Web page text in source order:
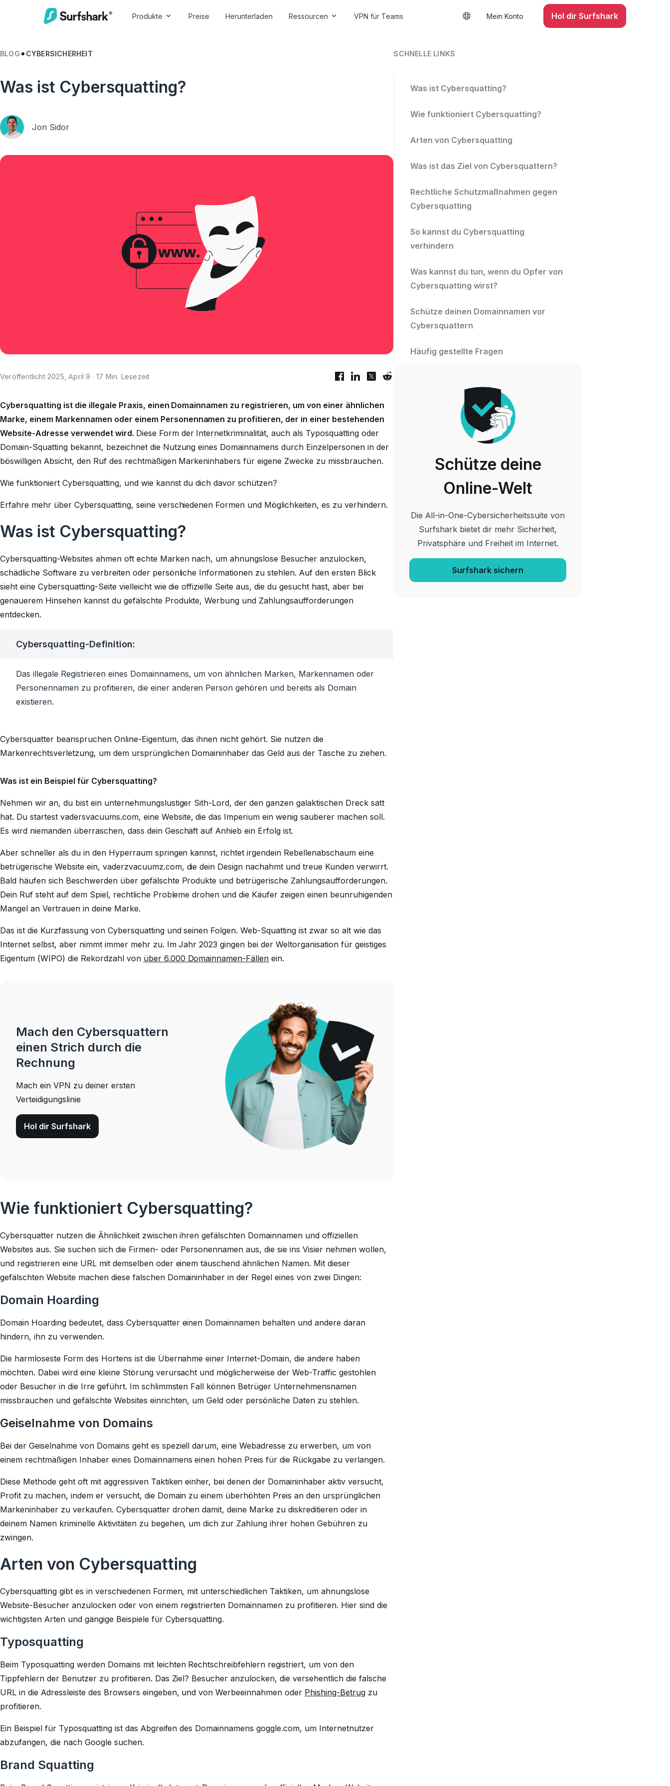
Produkte Preise Herunterladen Ressourcen VPN für Teams Mein Konto Hol dir Surfshark
BLOG CYBERSICHERHEIT
Was ist Cybersquatting?
Jon Sidor
Veröffentlicht 2025, April 9 · 17 Min. Lesezeit
Cybersquatting ist die illegale Praxis, einen Domainnamen zu registrieren, um von einer ähnlichen
Marke, einem Markennamen oder einem Personennamen zu profitieren, der in einer bestehenden
Website-Adresse verwendet wird. Diese Form der Internetkriminalität, auch als Typosquatting oder
Domain-Squatting bekannt, bezeichnet die Nutzung eines Domainnamens durch Einzelpersonen in der
böswilligen Absicht, den Ruf des rechtmäßigen Markeninhabers für eigene Zwecke zu missbrauchen.
Wie funktioniert Cybersquatting, und wie kannst du dich davor schützen?
Erfahre mehr über Cybersquatting, seine verschiedenen Formen und Möglichkeiten, es zu verhindern.
Was ist Cybersquatting?
Cybersquatting-Websites ahmen oft echte Marken nach, um ahnungslose Besucher anzulocken,
schädliche Software zu verbreiten oder persönliche Informationen zu stehlen. Auf den ersten Blick
sieht eine Cybersquatting-Seite vielleicht wie die offizielle Seite aus, die du gesucht hast, aber bei
genauerem Hinsehen kannst du gefälschte Produkte, Werbung und Zahlungsaufforderungen
entdecken.
Cybersquatting-Definition:
Das illegale Registrieren eines Domainnamens, um von ähnlichen Marken, Markennamen oder
Personennamen zu profitieren, die einer anderen Person gehören und bereits als Domain
existieren.
Cybersquatter beanspruchen Online-Eigentum, das ihnen nicht gehört. Sie nutzen die
Markenrechtsverletzung, um dem ursprünglichen Domaininhaber das Geld aus der Tasche zu ziehen.
Was ist ein Beispiel für Cybersquatting?
Nehmen wir an, du bist ein unternehmungslustiger Sith-Lord, der den ganzen galaktischen Dreck satt
hat. Du startest vadersvacuums.com, eine Website, die das Imperium ein wenig sauberer machen soll.
Es wird niemanden überraschen, dass dein Geschäft auf Anhieb ein Erfolg ist.
Aber schneller als du in den Hyperraum springen kannst, richtet irgendein Rebellenabschaum eine
betrügerische Website ein, vaderzvacuumz.com, die dein Design nachahmt und treue Kunden verwirrt.
Bald häufen sich Beschwerden über gefälschte Produkte und betrügerische Zahlungsaufforderungen.
Dein Ruf steht auf dem Spiel, rechtliche Probleme drohen und die Käufer zeigen einen beunruhigenden
Mangel an Vertrauen in deine Marke.
Das ist die Kurzfassung von Cybersquatting und seinen Folgen. Web-Squatting ist zwar so alt wie das
Internet selbst, aber nimmt immer mehr zu. Im Jahr 2023 gingen bei der Weltorganisation für geistiges
Eigentum (WIPO) die Rekordzahl von über 6.000 Domainnamen-Fällen ein.
Mach den Cybersquattern
einen Strich durch die
Rechnung
Mach ein VPN zu deiner ersten
Verteidigungslinie
Hol dir Surfshark
Wie funktioniert Cybersquatting?
Cybersquatter nutzen die Ähnlichkeit zwischen ihren gefälschten Domainnamen und offiziellen
Websites aus. Sie suchen sich die Firmen- oder Personennamen aus, die sie ins Visier nehmen wollen,
und registrieren eine URL mit demselben oder einem täuschend ähnlichen Namen. Mit dieser
gefälschten Website machen diese falschen Domaininhaber in der Regel eines von zwei Dingen:
Domain Hoarding
Domain Hoarding bedeutet, dass Cybersquatter einen Domainnamen behalten und andere daran
hindern, ihn zu verwenden.
Die harmloseste Form des Hortens ist die Übernahme einer Internet-Domain, die andere haben
möchten. Dabei wird eine kleine Störung verursacht und möglicherweise der Web-Traffic gestohlen
oder Besucher in die Irre geführt. Im schlimmsten Fall können Betrüger Unternehmensnamen
missbrauchen und gefälschte Websites einrichten, um Geld oder persönliche Daten zu stehlen.
Geiselnahme von Domains
Bei der Geiselnahme von Domains geht es speziell darum, eine Webadresse zu erwerben, um von
einem rechtmäßigen Inhaber eines Domainnamens einen hohen Preis für die Rückgabe zu verlangen.
Diese Methode geht oft mit aggressiven Taktiken einher, bei denen der Domaininhaber aktiv versucht,
Profit zu machen, indem er versucht, die Domain zu einem überhöhten Preis an den ursprünglichen
Markeninhaber zu verkaufen. Cybersquatter drohen damit, deine Marke zu diskreditieren oder in
deinem Namen kriminelle Aktivitäten zu begehen, um dich zur Zahlung ihrer hohen Gebühren zu
zwingen.
Arten von Cybersquatting
Cybersquatting gibt es in verschiedenen Formen, mit unterschiedlichen Taktiken, um ahnungslose
Website-Besucher anzulocken oder von einem registrierten Domainnamen zu profitieren. Hier sind die
wichtigsten Arten und gängige Beispiele für Cybersquatting.
Typosquatting
Beim Typosquatting werden Domains mit leichten Rechtschreibfehlern registriert, um von den
Tippfehlern der Benutzer zu profitieren. Das Ziel? Besucher anzulocken, die versehentlich die falsche
URL in die Adressleiste des Browsers eingeben, und von Werbeeinnahmen oder Phishing-Betrug zu
profitieren.
Ein Beispiel für Typosquatting ist das Abgreifen des Domainnamensgoggle.com, um Internetnutzer
abzufangen, die nach Google suchen.
Brand Squatting
SCHNELLE LINKS
Was ist Cybersquatting?
Wie funktioniert Cybersquatting?
Arten von Cybersquatting
Was ist das Ziel von Cybersquattern?
Rechtliche Schutzmaßnahmen gegen
Cybersquatting
So kannst du Cybersquatting
verhindern
Was kannst du tun, wenn du Opfer von
Cybersquatting wirst?
Schütze deinen Domainnamen vor
Cybersquattern
Häufig gestellte Fragen
Schütze deine
Online-Welt
Die All-in-One-Cybersicherheitssuite von
Surfshark bietet dir mehr Sicherheit,
Privatsphäre und Freiheit im Internet.
Surfshark sichern